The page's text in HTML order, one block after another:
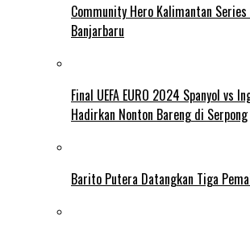
Community Hero Kalimantan Series
Banjarbaru
Final UEFA EURO 2024 Spanyol vs
Hadirkan Nonton Bareng di Serpong
Barito Putera Datangkan Tiga